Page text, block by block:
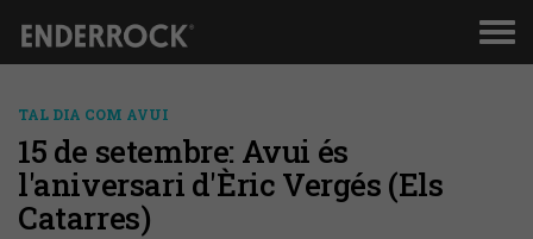
TAL DIA COM AVUI
15 de setembre: Avui és
l'aniversari d'Èric Vergés (Els
Catarres)